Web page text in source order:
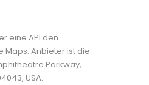
eine API den
Maps. Anbieter ist die
Parkway,
USA.